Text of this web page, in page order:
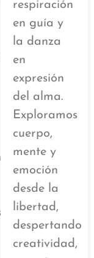
respiración
en guía y
la danza
en
expresión
del alma.
Exploramos
cuerpo,
mente y
emoción
desde la
libertad,
despertando
creatividad,